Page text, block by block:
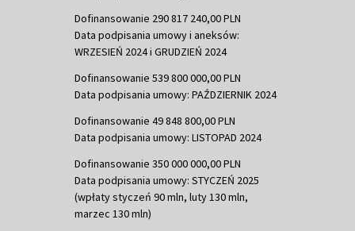
Dofinansowanie 290 817 240,00 PLN
Data podpisania umowy i aneksów:
WRZESIEŃ 2024 i GRUDZIEŃ 2024
Dofinansowanie 539 800 000,00 PLN
Data podpisania umowy: PAŹDZIERNIK 2024
Dofinansowanie 49 848 800,00 PLN
Data podpisania umowy: LISTOPAD 2024
Dofinansowanie 350 000 000,00 PLN
Data podpisania umowy: STYCZEŃ 2025
(wpłaty styczeń 90 mln, luty 130 mln,
marzec 130 mln)